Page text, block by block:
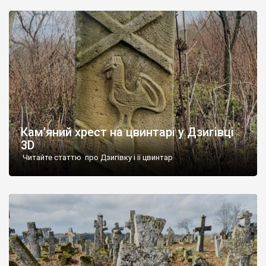
століття тут розмістили туберкульозну лікарню. Коли із
палацу виїхала лікарня – ми точно не […]
Кам’яний хрест на цвинтарі у Дзигівці
3D
Читайте статтю про Дзигівку і її цвинтар